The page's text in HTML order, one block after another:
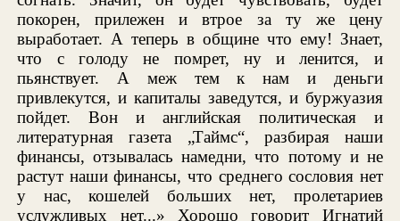
покорен, прилежен и втрое за ту же цену
выработает. А теперь в общине что ему! Знает,
что с голоду не помрет, ну и ленится, и
пьянствует. А меж тем к нам и деньги
привлекутся, и капиталы заведутся, и буржуазия
пойдет. Вон и английская политическая и
литературная газета „Таймс“, разбирая наши
финансы, отзывалась намедни, что потому и не
растут наши финансы, что среднего сословия нет
у нас, кошелей больших нет, пролетариев
услужливых нет...» Хорошо говорит Игнатий